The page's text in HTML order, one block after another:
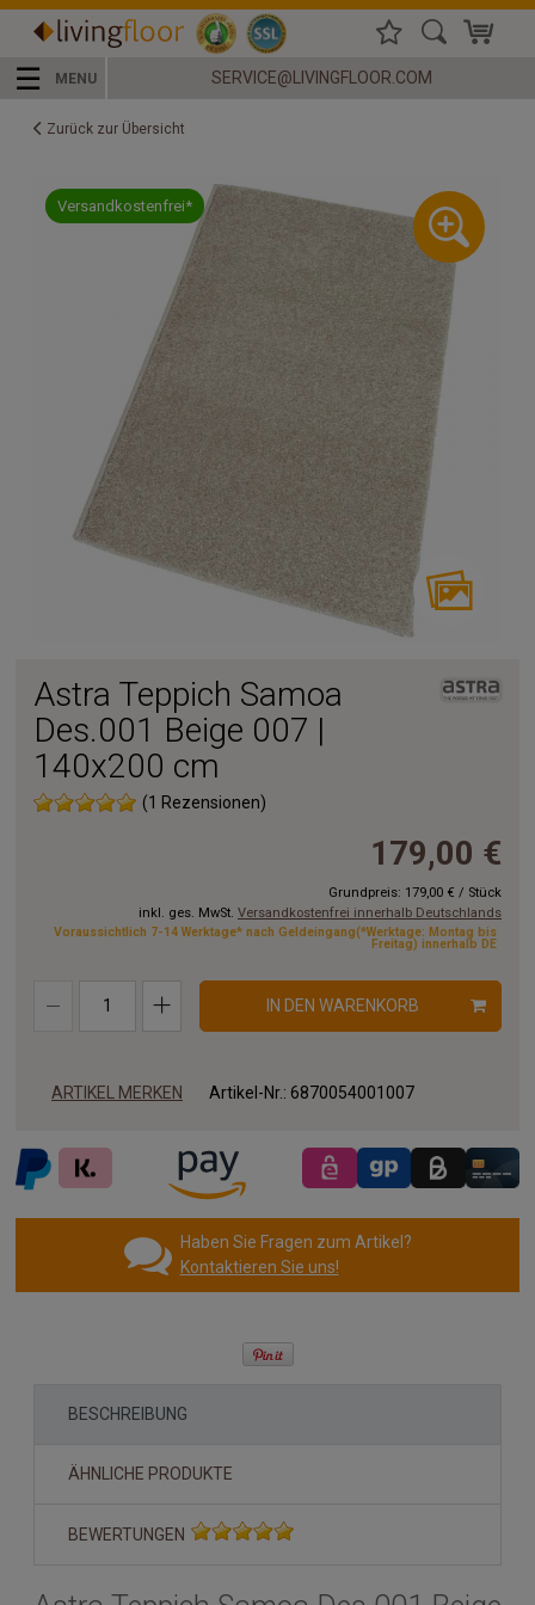
☰ MENU SERVICE@LIVINGFLOOR.COM
Zurück zur Übersicht
Versandkostenfrei*
Astra Teppich Samoa
Des.001 Beige 007 |
140x200 cm
(1 Rezensionen)
179,00 €
Grundpreis: 179,00 € / Stück
inkl. ges. MwSt. Versandkostenfrei innerhalb Deutschlands
Voraussichtlich 7-14 Werktage* nach Geldeingang(*Werktage: Montag bis
Freitag) innerhalb DE
IN DEN WARENKORB
ARTIKEL MERKEN Artikel-Nr.: 6870054001007
Haben Sie Fragen zum Artikel?
Kontaktieren Sie uns!
BESCHREIBUNG
ÄHNLICHE PRODUKTE
BEWERTUNGEN